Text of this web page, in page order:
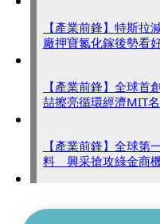
【產業前鋒】特斯
廠押寶氮化鎵後勢看
【產業前鋒】全球
喆擦亮循環經濟MIT
【產業前鋒】全球第
料 興采搶攻綠金商